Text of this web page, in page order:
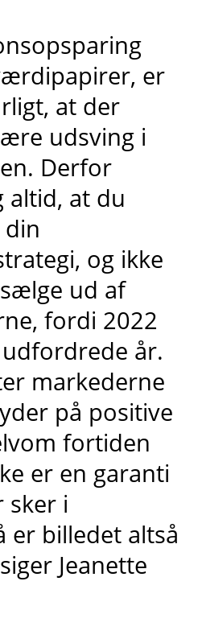
er
at der
udsving i
Derfor
altid, at du
og ikke
ud af
fordi 2022
år.
markederne
på positive
fortiden
er en garanti
sker i
er billedet altså
Jeanette